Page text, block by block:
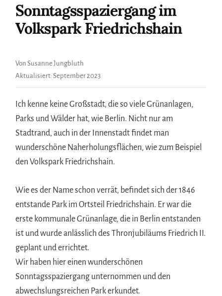
Sonntagsspaziergang im
Volkspark Friedrichshain
Von Susanne Jungbluth
Aktualisiert:September 2023
Ich kenne keine Großstadt, die so viele Grünanlagen,
Parks und Wälder hat, wie Berlin. Nicht nur am
Stadtrand, auch in der Innenstadt findet man
wunderschöne Naherholungsflächen, wie zum Beispiel
den Volkspark Friedrichshain.
Wie es der Name schon verrät, befindet sich der 1846
entstande Park im Ortsteil Friedrichshain. Er war die
erste kommunale Grünanlage, die in Berlin entstanden
ist und wurde anlässlich des Thronjubiläums Friedrich II.
geplant und errichtet.
Wir haben hier einen wunderschönen
Sonntagsspaziergang unternommen und den
abwechslungsreichen Park erkundet.